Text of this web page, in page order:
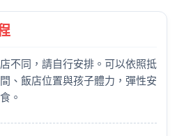
不同，請自行安排。可以依照抵
、飯店位置與孩子體力，彈性安
。